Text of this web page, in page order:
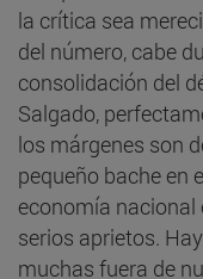
la crítica sea
del número, cabe
consolidación del
Salgado,
los márgenes son
pequeño bache en
economía nacional
serios aprietos.
muchas fuera de